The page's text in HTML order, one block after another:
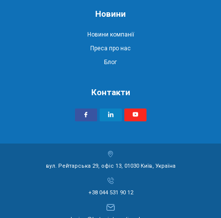
Новини
Новини компанії
Преса про нас
Блог
Контакти
вул. Рейтарська 29, офіс 13, 01030 Київ, Україна
+38 044 531 90 12